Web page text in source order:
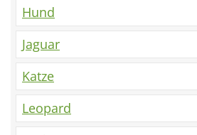
Hund
Jaguar
Katze
Leopard